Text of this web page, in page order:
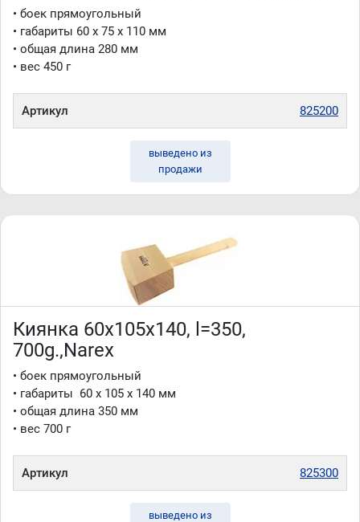
• боек прямоугольный
• габариты 60 x 75 x 110 мм
• общая длина 280 мм
• вес 450 г
Артикул 825200
выведено из
продажи
Киянка 60x105x140, l=350,
700g.,Narex
• боек прямоугольный
• габариты 60 x 105 x 140 мм
• общая длина 350 мм
• вес 700 г
Артикул 825300
выведено из